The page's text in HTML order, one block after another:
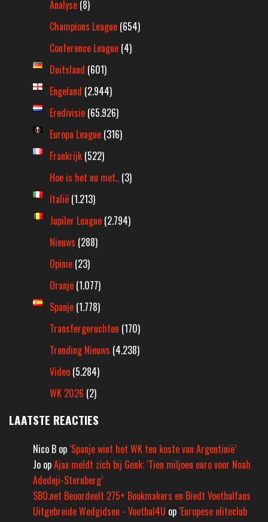
Analyse (8)
Champions League (654)
Conference League (4)
Duitsland (601)
Engeland (2.944)
Eredivisie (65.926)
Europa League (316)
Frankrijk (522)
Hoe is het nu met.. (3)
Italië (1.213)
Jupiler League (2.794)
Nieuws (288)
Opinie (23)
Oranje (1.077)
Spanje (1.778)
Transfergeruchten (170)
Trending Nieuws (4.238)
Video (5.284)
WK 2026 (2)
LAATSTE REACTIES
Nico B op ‘Spanje wint het WK ten koste van Argentinië’
Jo opAjax meldt zich bij Genk: ‘Tien miljoen euro voor Noah
Adedeji-Sternberg’
SBO.net Beoordeelt 275+ Bookmakers en Biedt Voetbalfans
Uitgebreide Wedgidsen - Voetbal4U op ‘Europese eliteclub